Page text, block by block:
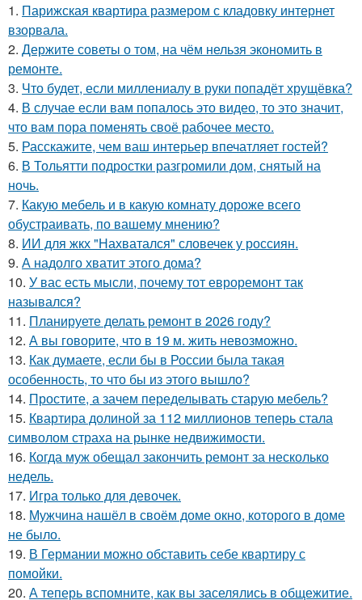
1. Парижская квартира размером с кладовку интернет
взорвала.
2. Держите советы о том, на чём нельзя экономить в
ремонте.
3. Что будет, если миллениалу в руки попадёт хрущёвка?
4. В случае если вам попалось это видео, то это значит,
что вам пора поменять своё рабочее место.
5. Расскажите, чем ваш интерьер впечатляет гостей?
6. В Тольятти подростки разгромили дом, снятый на
ночь.
7. Какую мебель и в какую комнату дороже всего
обустраивать, по вашему мнению?
8. ИИ для жкх "Нахватался" словечек у россиян.
9. А надолго хватит этого дома?
10. У вас есть мысли, почему тот евроремонт так
назывался?
11. Планируете делать ремонт в 2026 году?
12. А вы говорите, что в 19 м. жить невозможно.
13. Как думаете, если бы в России была такая
особенность, то что бы из этого вышло?
14. Простите, а зачем переделывать старую мебель?
15. Квартира долиной за 112 миллионов теперь стала
символом страха на рынке недвижимости.
16. Когда муж обещал закончить ремонт за несколько
недель.
17. Игра только для девочек.
18. Мужчина нашёл в своём доме окно, которого в доме
не было.
19. В Германии можно обставить себе квартиру с
помойки.
20. А теперь вспомните, как вы заселялись в общежитие.